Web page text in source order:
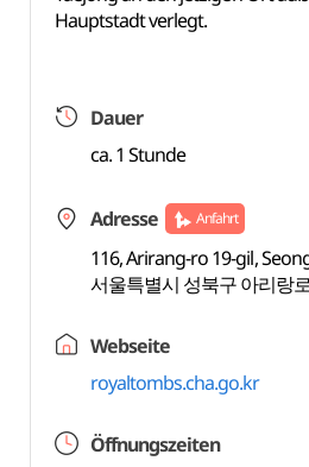
Hauptstadt verlegt.
Dauer
ca. 1 Stunde
Adresse Anfahrt
116, Arirang-ro 19-gil,
서울특별시 성북구 아리랑
Webseite
royaltombs.cha.go.kr
Öffnungszeiten